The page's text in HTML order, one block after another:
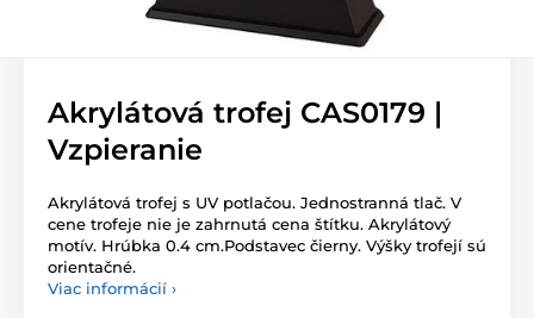
Akrylátová trofej CAS0179 |
Vzpieranie
Akrylátová trofej s UV potlačou. Jednostranná tlač. V
cene trofeje nie je zahrnutá cena štítku. Akrylátový
motív. Hrúbka 0.4 cm.Podstavec čierny. Výšky trofejí sú
orientačné.
Viac informácií ›